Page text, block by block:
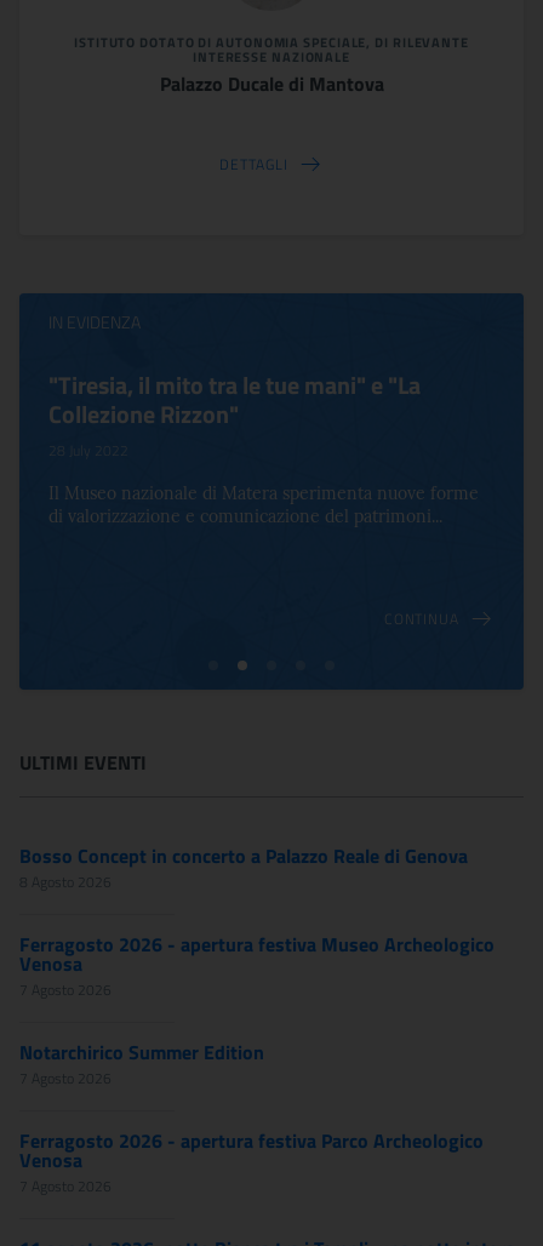
ISTITUTO DOTATO DI AUTONOMIA SPECIALE, DI RILEVANTE
INTERESSE NAZIONALE
Palazzo Ducale di Mantova
DETTAGLI
IN EVIDENZA
"Tiresia, il mito tra le tue mani" e "La
Collezione Rizzon"
28 July 2022
Il Museo nazionale di Matera sperimenta nuove forme
di valorizzazione e comunicazione del patrimoni...
CONTINUA
ULTIMI EVENTI
Bosso Concept in concerto a Palazzo Reale di Genova
8 Agosto 2026
Ferragosto 2026 - apertura festiva Museo Archeologico
Venosa
7 Agosto 2026
Notarchirico Summer Edition
7 Agosto 2026
Ferragosto 2026 - apertura festiva Parco Archeologico
Venosa
7 Agosto 2026